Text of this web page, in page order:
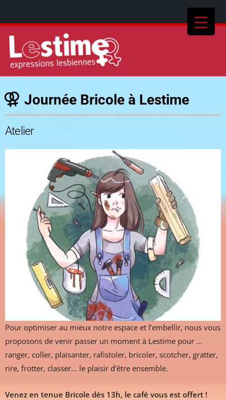
Journée Bricole à Lestime
Atelier
Pour optimiser au mieux notre espace et l’embellir, nous vous
proposons de venir passer un moment à Lestime pour …
ranger, coller, plaisanter, rafistoler, bricoler, scotcher, gratter,
rire, frotter, classer… le plaisir d’être ensemble.
Venez en tenue Bricole dès 13h, le café vous est offert !